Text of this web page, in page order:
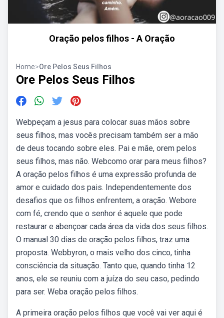
Oração pelos filhos - A Oração
Home>Ore Pelos Seus Filhos
Ore Pelos Seus Filhos
Webpeçam a jesus para colocar suas mãos sobre
seus filhos, mas vocês precisam também ser a mão
de deus tocando sobre eles. Pai e mãe, orem pelos
seus filhos, mas não. Webcomo orar para meus filhos?
A oração pelos filhos é uma expressão profunda de
amor e cuidado dos pais. Independentemente dos
desafios que os filhos enfrentem, a oração. Webore
com fé, crendo que o senhor é aquele que pode
restaurar e abençoar cada área da vida dos seus filhos.
O manual 30 dias de oração pelos filhos, traz uma
proposta. Webbyron, o mais velho dos cinco, tinha
consciência da situação. Tanto que, quando tinha 12
anos, ele se reuniu com a juíza do seu caso, pedindo
para ser. Weba oração pelos filhos.
A primeira oração pelos filhos que você vai ver aqui é